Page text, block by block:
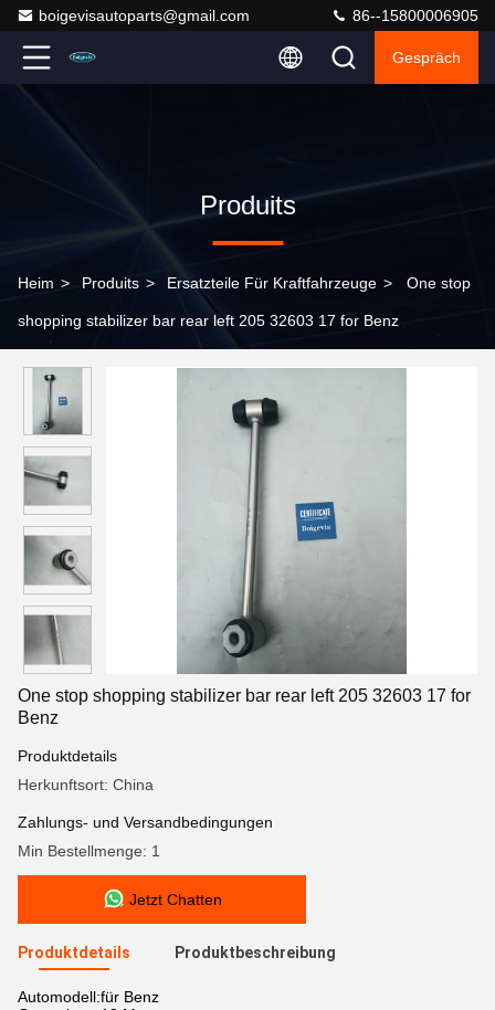
boigevisautoparts@gmail.com 86--15800006905
Gespräch
Produits
Heim > Produits > Ersatzteile Für Kraftfahrzeuge > One stop
shopping stabilizer bar rear left 205 32603 17 for Benz
One stop shopping stabilizer bar rear left 205 32603 17 for
Benz
Produktdetails
Herkunftsort: China
Zahlungs- und Versandbedingungen
Min Bestellmenge: 1
Jetzt Chatten
Produktdetails Produktbeschreibung
Automodell:für Benz